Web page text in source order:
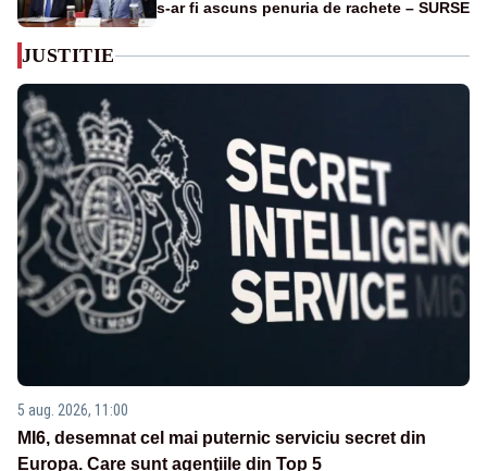
s-ar fi ascuns penuria de rachete – SURSE
JUSTITIE
5 aug. 2026, 11:00
MI6, desemnat cel mai puternic serviciu secret din
Europa. Care sunt agenţiile din Top 5